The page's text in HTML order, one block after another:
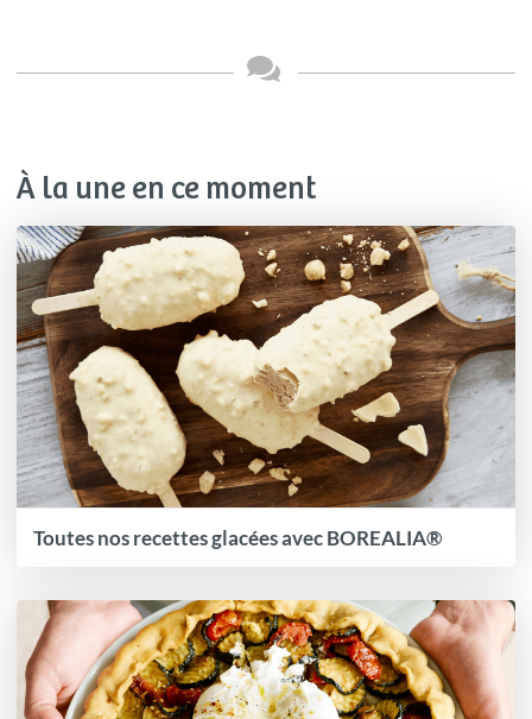
À la une en ce moment
Toutes nos recettes glacées avec BOREALIA®